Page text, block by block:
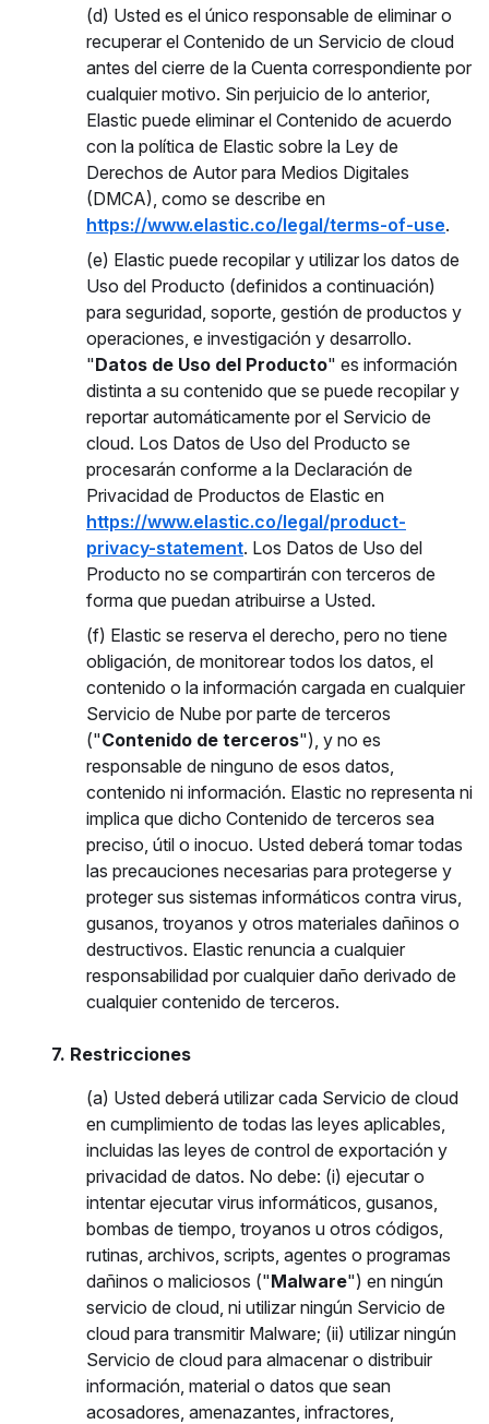
(d) Usted es el único responsable de eliminar o
recuperar el Contenido de un Servicio de cloud
antes del cierre de la Cuenta correspondiente por
cualquier motivo. Sin perjuicio de lo anterior,
Elastic puede eliminar el Contenido de acuerdo
con la política de Elastic sobre la Ley de
Derechos de Autor para Medios Digitales
(DMCA), como se describe en
https://www.elastic.co/legal/terms-of-use.
(e) Elastic puede recopilar y utilizar los datos de
Uso del Producto (definidos a continuación)
para seguridad, soporte, gestión de productos y
operaciones, e investigación y desarrollo.
"Datos de Uso del Producto" es información
distinta a su contenido que se puede recopilar y
reportar automáticamente por el Servicio de
cloud. Los Datos de Uso del Producto se
procesarán conforme a la Declaración de
Privacidad de Productos de Elastic en
https://www.elastic.co/legal/product-
privacy-statement. Los Datos de Uso del
Producto no se compartirán con terceros de
forma que puedan atribuirse a Usted.
(f) Elastic se reserva el derecho, pero no tiene
obligación, de monitorear todos los datos, el
contenido o la información cargada en cualquier
Servicio de Nube por parte de terceros
("Contenido de terceros"), y no es
responsable de ninguno de esos datos,
contenido ni información. Elastic no representa ni
implica que dicho Contenido de terceros sea
preciso, útil o inocuo. Usted deberá tomar todas
las precauciones necesarias para protegerse y
proteger sus sistemas informáticos contra virus,
gusanos, troyanos y otros materiales dañinos o
destructivos. Elastic renuncia a cualquier
responsabilidad por cualquier daño derivado de
cualquier contenido de terceros.
7. Restricciones
(a) Usted deberá utilizar cada Servicio de cloud
en cumplimiento de todas las leyes aplicables,
incluidas las leyes de control de exportación y
privacidad de datos. No debe: (i) ejecutar o
intentar ejecutar virus informáticos, gusanos,
bombas de tiempo, troyanos u otros códigos,
rutinas, archivos, scripts, agentes o programas
dañinos o maliciosos ("Malware") en ningún
servicio de cloud, ni utilizar ningún Servicio de
cloud para transmitir Malware; (ii) utilizar ningún
Servicio de cloud para almacenar o distribuir
información, material o datos que sean
acosadores, amenazantes, infractores,